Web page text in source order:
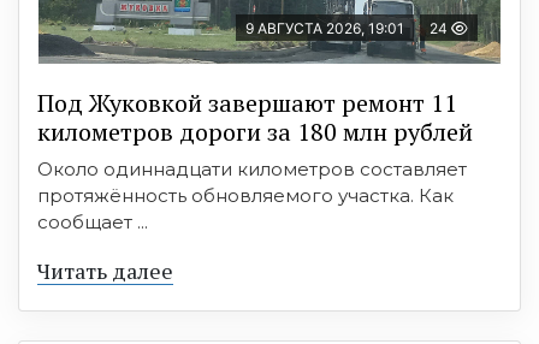
9 АВГУСТА 2026, 19:01 24
Под Жуковкой завершают ремонт 11
километров дороги за 180 млн рублей
Около одиннадцати километров составляет
протяжённость обновляемого участка. Как
сообщает ...
Читать далее